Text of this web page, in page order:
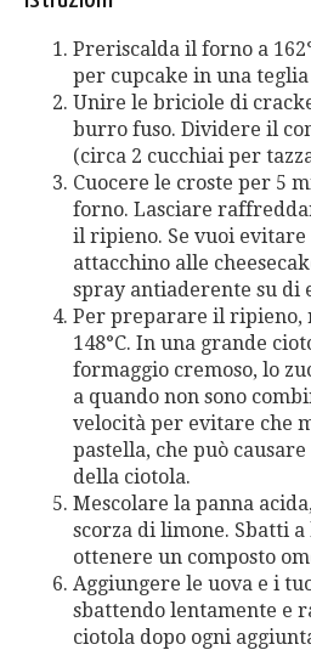
Preriscalda il forno a
per cupcake in una
Unire le briciole di
burro fuso. Dividere il
(circa 2 cucchiai per
Cuocere le croste per 5
forno. Lasciare
il ripieno. Se vuoi evitare
attacchino alle
spray antiaderente su di
Per preparare il
148°C. In una grande
formaggio cremoso, lo
a quando non sono
velocità per evitare che
pastella, che può
della ciotola.
Mescolare la panna
scorza di limone. Sbatti
ottenere un composto
Aggiungere le uova e i
sbattendo lentamente e
ciotola dopo ogni